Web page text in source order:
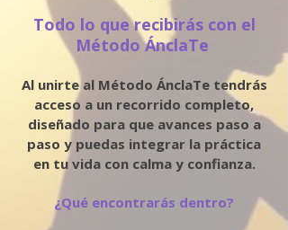
Todo lo que recibirás con el
Método ÁnclaTe
Al unirte al Método ÁnclaTe tendrás
acceso a un recorrido completo,
diseñado para que avances paso a
paso y puedas integrar la práctica
en tu vida con calma y confianza.
¿Qué encontrarás dentro?